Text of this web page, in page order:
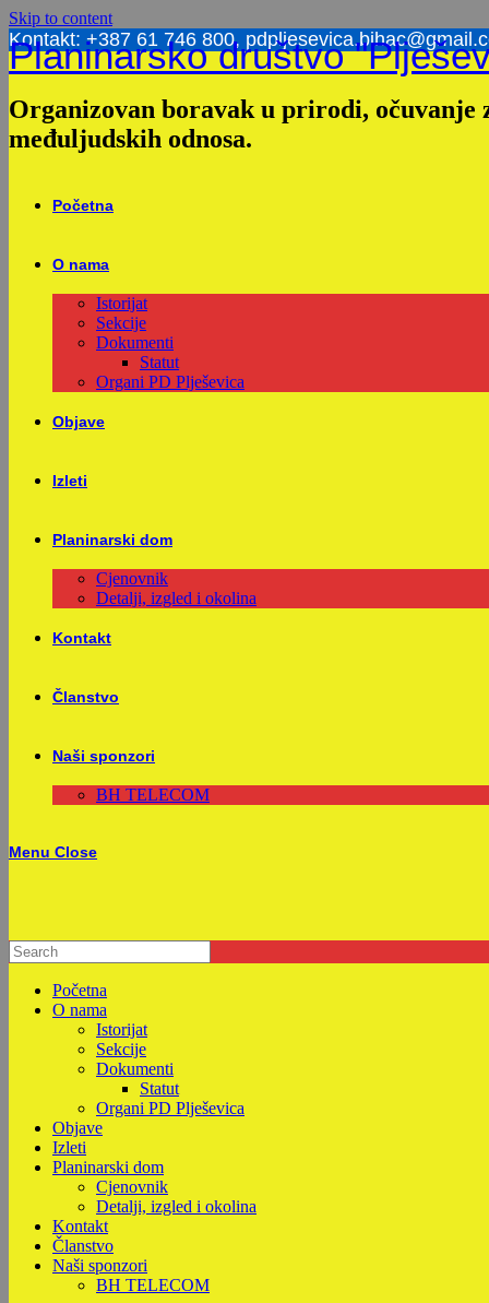
Skip to content
Kontakt: +387 61 746 800,
Planinarsko društvo
Organizovan boravak u prirodi,
međuljudskih odnosa.
Početna
O nama
Istorijat
Sekcije
Dokumenti
Statut
Organi PD Plješevica
Objave
Izleti
Planinarski dom
Cjenovnik
Detalji, izgled i okolina
Kontakt
Članstvo
Naši sponzori
BH TELECOM
Menu Close
Početna
O nama
Istorijat
Sekcije
Dokumenti
Statut
Organi PD Plješevica
Objave
Izleti
Planinarski dom
Cjenovnik
Detalji, izgled i okolina
Kontakt
Članstvo
Naši sponzori
BH TELECOM